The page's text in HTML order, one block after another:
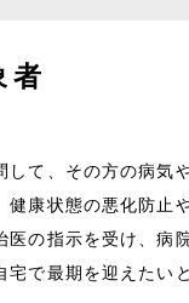
者
して、その方の病気
健康状態の悪化防止
医の指示を受け、病
宅で最期を迎えたい